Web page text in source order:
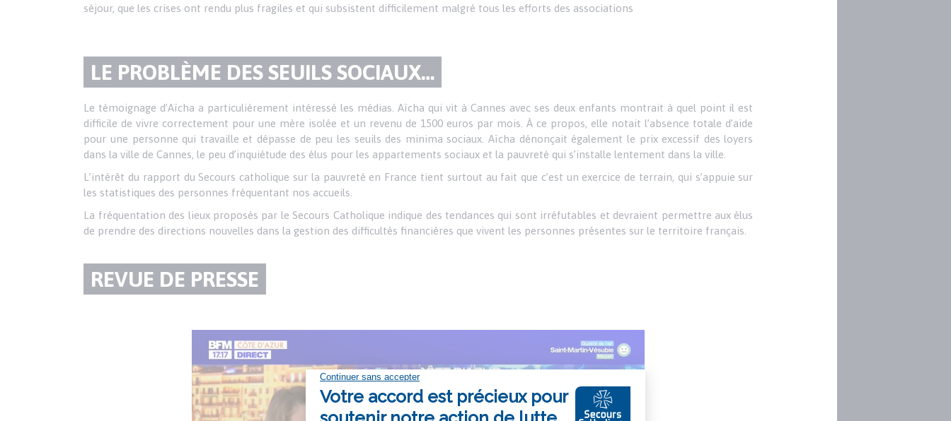
séjour, que les crises ont rendu plus fragiles et qui subsistent difficilement malgré tous les efforts des associations
TITRE
DU
PARAGRAPHE
LE PROBLÈME DES SEUILS SOCIAUX…
Texte
Le témoignage d’Aïcha a particulièrement intéressé les médias. Aïcha qui vit à Cannes avec ses deux enfants montrait à quel point il est
difficile de vivre correctement pour une mère isolée et un revenu de 1500 euros par mois. À ce propos, elle notait l’absence totale d’aide
pour une personne qui travaille et dépasse de peu les seuils des minima sociaux. Aïcha dénonçait également le prix excessif des loyers
dans la ville de Cannes, le peu d’inquiétude des élus pour les appartements sociaux et la pauvreté qui s’installe lentement dans la ville.
L’intérêt du rapport du Secours catholique sur la pauvreté en France tient surtout au fait que c’est un exercice de terrain, qui s’appuie sur
les statistiques des personnes fréquentant nos accueils.
La fréquentation des lieux proposés par le Secours Catholique indique des tendances qui sont irréfutables et devraient permettre aux élus
de prendre des directions nouvelles dans la gestion des difficultés financières que vivent les personnes présentes sur le territoire français.
TITRE
PARAGRAPHE
REVUE DE PRESSE